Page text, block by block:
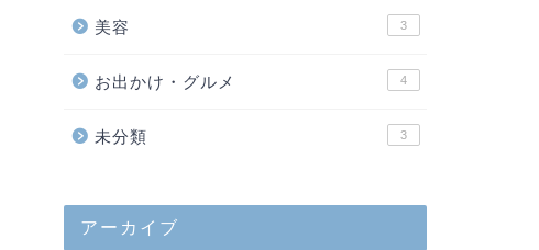
美容 3
お出かけ・グルメ 4
未分類 3
アーカイブ